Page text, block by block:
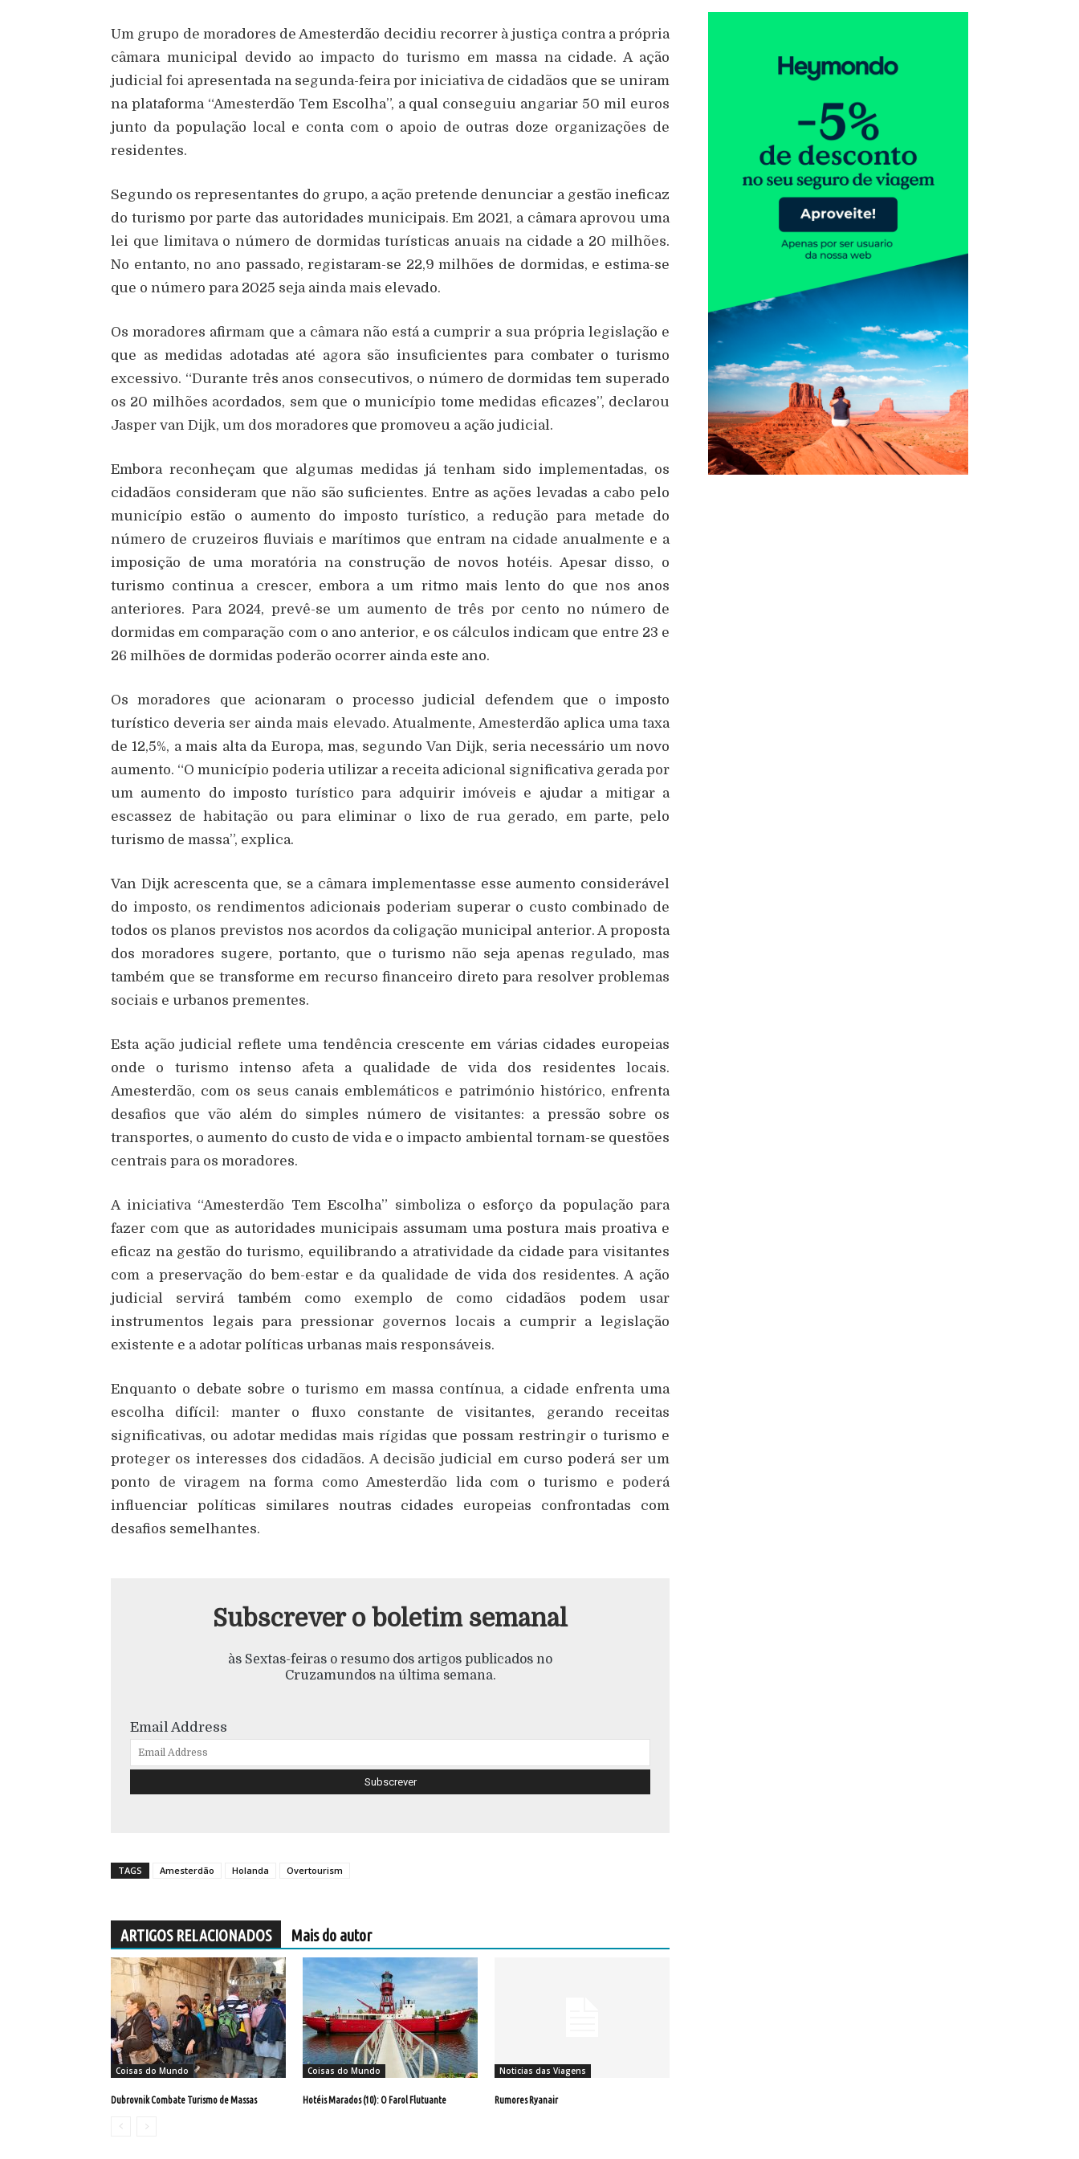
Um grupo de moradores de Amesterdão decidiu recorrer à justiça contra a própria
câmara municipal devido ao impacto do turismo em massa na cidade. A ação
judicial foi apresentada na segunda-feira por iniciativa de cidadãos que se uniram
na plataforma “Amesterdão Tem Escolha”, a qual conseguiu angariar 50 mil euros
junto da população local e conta com o apoio de outras doze organizações de
residentes.
Segundo os representantes do grupo, a ação pretende denunciar a gestão ineficaz
do turismo por parte das autoridades municipais. Em 2021, a câmara aprovou uma
lei que limitava o número de dormidas turísticas anuais na cidade a 20 milhões.
No entanto, no ano passado, registaram-se 22,9 milhões de dormidas, e estima-se
que o número para 2025 seja ainda mais elevado.
Os moradores afirmam que a câmara não está a cumprir a sua própria legislação e
que as medidas adotadas até agora são insuficientes para combater o turismo
excessivo. “Durante três anos consecutivos, o número de dormidas tem superado
os 20 milhões acordados, sem que o município tome medidas eficazes”, declarou
Jasper van Dijk, um dos moradores que promoveu a ação judicial.
Embora reconheçam que algumas medidas já tenham sido implementadas, os
cidadãos consideram que não são suficientes. Entre as ações levadas a cabo pelo
município estão o aumento do imposto turístico, a redução para metade do
número de cruzeiros fluviais e marítimos que entram na cidade anualmente e a
imposição de uma moratória na construção de novos hotéis. Apesar disso, o
turismo continua a crescer, embora a um ritmo mais lento do que nos anos
anteriores. Para 2024, prevê-se um aumento de três por cento no número de
dormidas em comparação com o ano anterior, e os cálculos indicam que entre 23 e
26 milhões de dormidas poderão ocorrer ainda este ano.
Os moradores que acionaram o processo judicial defendem que o imposto
turístico deveria ser ainda mais elevado. Atualmente, Amesterdão aplica uma taxa
de 12,5%, a mais alta da Europa, mas, segundo Van Dijk, seria necessário um novo
aumento. “O município poderia utilizar a receita adicional significativa gerada por
um aumento do imposto turístico para adquirir imóveis e ajudar a mitigar a
escassez de habitação ou para eliminar o lixo de rua gerado, em parte, pelo
turismo de massa”, explica.
Van Dijk acrescenta que, se a câmara implementasse esse aumento considerável
do imposto, os rendimentos adicionais poderiam superar o custo combinado de
todos os planos previstos nos acordos da coligação municipal anterior. A proposta
dos moradores sugere, portanto, que o turismo não seja apenas regulado, mas
também que se transforme em recurso financeiro direto para resolver problemas
sociais e urbanos prementes.
Esta ação judicial reflete uma tendência crescente em várias cidades europeias
onde o turismo intenso afeta a qualidade de vida dos residentes locais.
Amesterdão, com os seus canais emblemáticos e património histórico, enfrenta
desafios que vão além do simples número de visitantes: a pressão sobre os
transportes, o aumento do custo de vida e o impacto ambiental tornam-se questões
centrais para os moradores.
A iniciativa “Amesterdão Tem Escolha” simboliza o esforço da população para
fazer com que as autoridades municipais assumam uma postura mais proativa e
eficaz na gestão do turismo, equilibrando a atratividade da cidade para visitantes
com a preservação do bem-estar e da qualidade de vida dos residentes. A ação
judicial servirá também como exemplo de como cidadãos podem usar
instrumentos legais para pressionar governos locais a cumprir a legislação
existente e a adotar políticas urbanas mais responsáveis.
Enquanto o debate sobre o turismo em massa contínua, a cidade enfrenta uma
escolha difícil: manter o fluxo constante de visitantes, gerando receitas
significativas, ou adotar medidas mais rígidas que possam restringir o turismo e
proteger os interesses dos cidadãos. A decisão judicial em curso poderá ser um
ponto de viragem na forma como Amesterdão lida com o turismo e poderá
influenciar políticas similares noutras cidades europeias confrontadas com
desafios semelhantes.
Subscrever o boletim semanal
às Sextas-feiras o resumo dos artigos publicados no
Cruzamundos na última semana.
Email Address
TAGS Amesterdão Holanda Overtourism
ARTIGOS RELACIONADOS Mais do autor
Coisas do Mundo
Dubrovnik Combate Turismo de Massas
Coisas do Mundo
Hotéis Marados (10): O Farol Flutuante
Noticias das Viagens
Rumores Ryanair